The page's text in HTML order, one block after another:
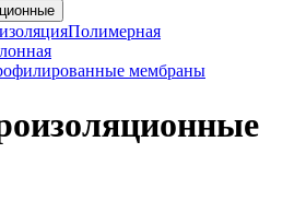
Полимерная
мембраны